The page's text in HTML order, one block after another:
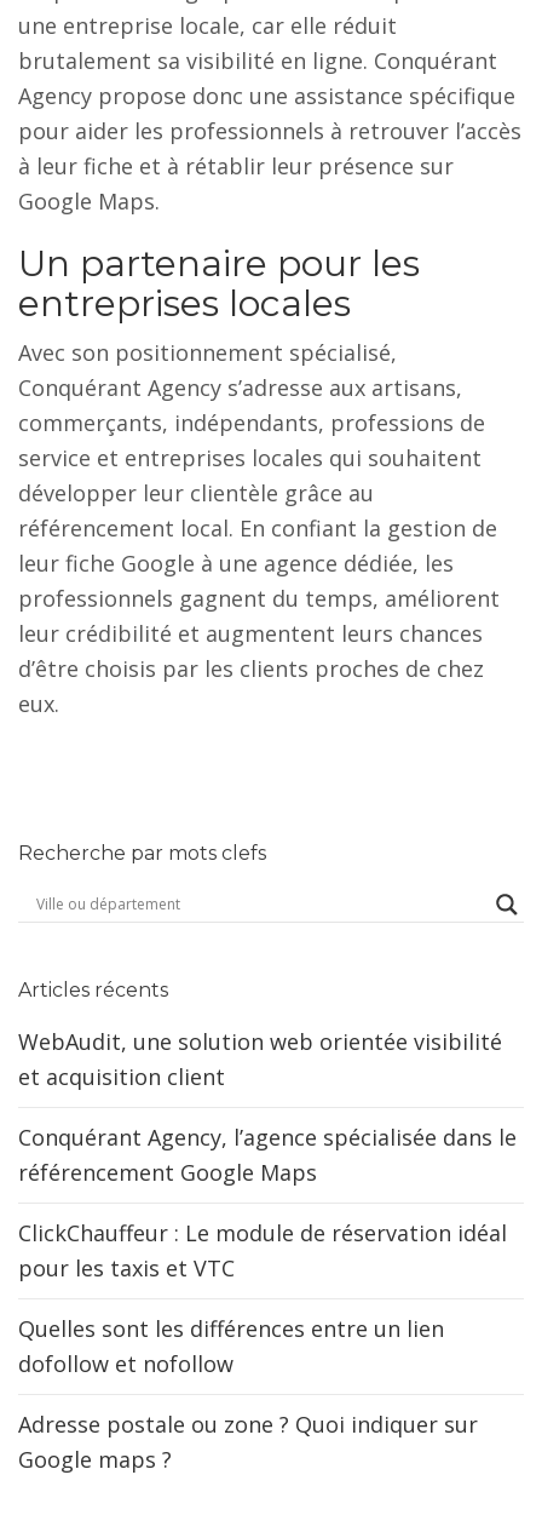
une entreprise locale, car elle réduit
brutalement sa visibilité en ligne. Conquérant
Agency propose donc une assistance spécifique
pour aider les professionnels à retrouver l’accès
à leur fiche et à rétablir leur présence sur
Google Maps.
Un partenaire pour les
entreprises locales
Avec son positionnement spécialisé,
Conquérant Agency s’adresse aux artisans,
commerçants, indépendants, professions de
service et entreprises locales qui souhaitent
développer leur clientèle grâce au
référencement local. En confiant la gestion de
leur fiche Google à une agence dédiée, les
professionnels gagnent du temps, améliorent
leur crédibilité et augmentent leurs chances
d’être choisis par les clients proches de chez
eux.
Recherche par mots clefs
Articles récents
WebAudit, une solution web orientée visibilité
et acquisition client
Conquérant Agency, l’agence spécialisée dans le
référencement Google Maps
ClickChauffeur : Le module de réservation idéal
pour les taxis et VTC
Quelles sont les différences entre un lien
dofollow et nofollow
Adresse postale ou zone ? Quoi indiquer sur
Google maps ?